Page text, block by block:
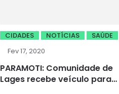
CIDADES NOTÍCIAS
SAÚDE
Fev 17, 2020
PARAMOTI: Comunidade de
Lages recebe veículo para